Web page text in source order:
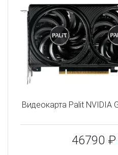
Видеокарта Palit NVIDIA
46790 ₽